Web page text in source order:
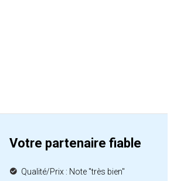
Votre partenaire fiable
Qualité/Prix : Note "très bien"